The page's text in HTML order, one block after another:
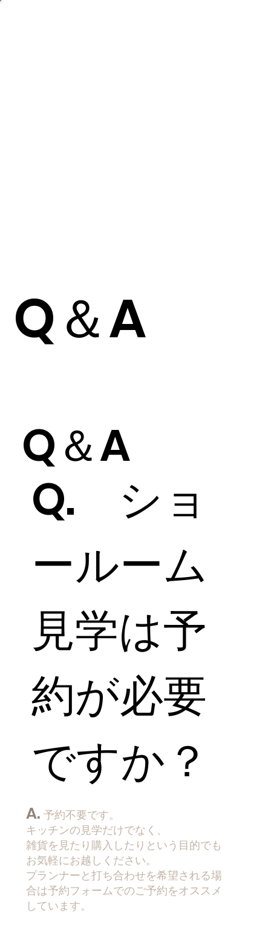
A.予約不要です。
キッチンの見学だけでなく、
雑貨を見たり購入したりという目的でも
お気軽にお越しください。
プランナーと打ち合わせを希望される場
合は​予約フォームでのご予約をオススメ
しています。
Q. ショ
ールーム
見学は予
約が必要
ですか？
Q＆A
Q＆A